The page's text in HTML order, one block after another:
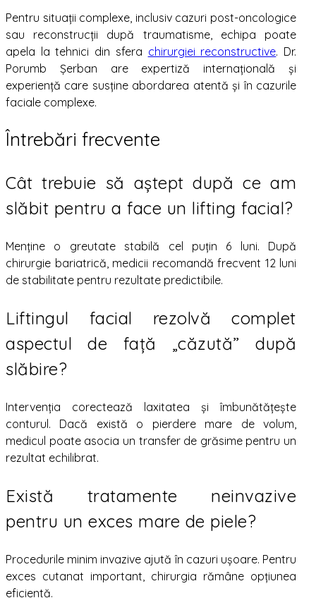
Pentru situații complexe, inclusiv cazuri post-oncologice
sau reconstrucții după traumatisme, echipa poate
apela la tehnici din sfera chirurgiei reconstructive. Dr.
Porumb Șerban are expertiză internațională și
experiență care susține abordarea atentă și în cazurile
faciale complexe.
Întrebări frecvente
Cât trebuie să aștept după ce am
slăbit pentru a face un lifting facial?
Menține o greutate stabilă cel puțin 6 luni. După
chirurgie bariatrică, medicii recomandă frecvent 12 luni
de stabilitate pentru rezultate predictibile.
Liftingul facial rezolvă complet
aspectul de față „căzută” după
slăbire?
Intervenția corectează laxitatea și îmbunătățește
conturul. Dacă există o pierdere mare de volum,
medicul poate asocia un transfer de grăsime pentru un
rezultat echilibrat.
Există tratamente neinvazive
pentru un exces mare de piele?
Procedurile minim invazive ajută în cazuri ușoare. Pentru
exces cutanat important, chirurgia rămâne opțiunea
eficientă.